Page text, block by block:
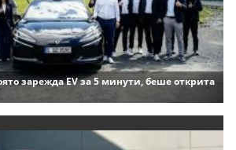
зарежда EV за 5 минути, беше открита